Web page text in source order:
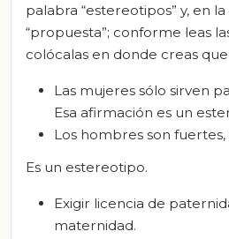
palabra “estereotipos” y, en
“propuesta”; conforme leas
colócalas en donde creas
Las mujeres sólo sirven
Esa afirmación es un
Los hombres son
Es un estereotipo.
Exigir licencia de
maternidad.